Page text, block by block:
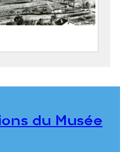
en gros plan
– Allevard, 1962)
du Musée